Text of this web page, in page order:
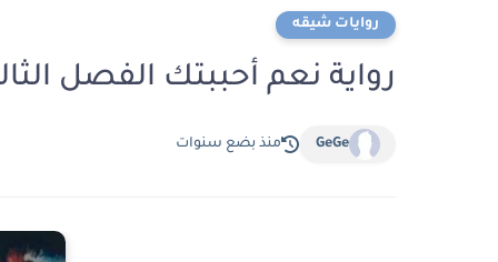
روايات شيقه
رواية نعم أحببتك الفصل الثالث 3 بقلم انين
GeGe منذ بضع سنوات